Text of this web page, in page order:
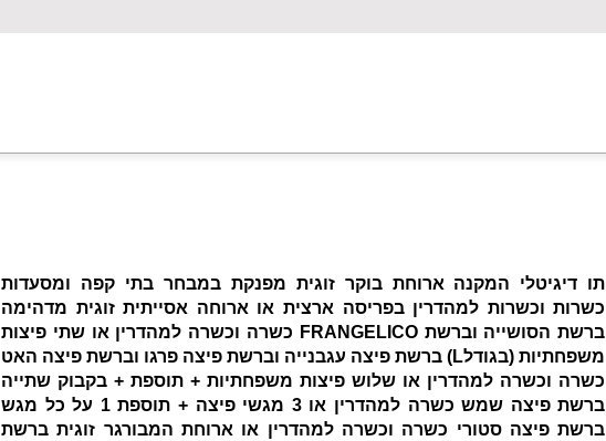
תו דיגיטלי המקנה ארוחת בוקר זוגית מפנקת במבחר בתי קפה ומסעדות
כשרות וכשרות למהדרין בפריסה ארצית או ארוחה אסייתית זוגית מדהימה
ברשת הסושייה וברשת FRANGELICO כשרה וכשרה למהדרין או שתי פיצות
משפחתיות (בגודלL) ברשת פיצה עגבנייה וברשת פיצה פרגו וברשת פיצה האט
כשרה וכשרה למהדרין או שלוש פיצות משפחתיות + תוספת + בקבוק שתייה
ברשת פיצה שמש כשרה למהדרין או 3 מגשי פיצה + תוספת 1 על כל מגש
ברשת פיצה סטורי כשרה וכשרה למהדרין או ארוחת המבורגר זוגית ברשת